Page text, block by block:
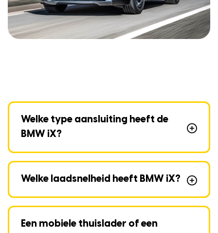
Welke type aansluiting heeft de
BMW iX?
Welke laadsnelheid heeft BMW iX?
Een mobiele thuislader of een